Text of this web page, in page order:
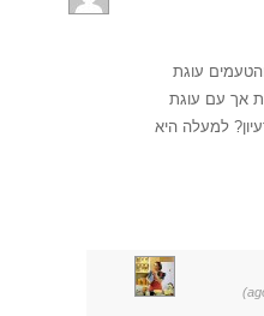
עוגת
אך עם עוגת
למעלה היא